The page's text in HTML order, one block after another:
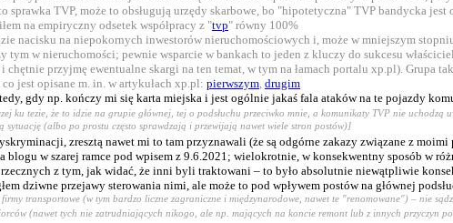
sprawka TVP, może to obsługują urzędy skarbowe, bo "hipotetyczna" TVP bandycka
na empiryczny odsetek współpracy z "tvp" równy 100%
nacisku na niepokornych inwestorów nieruchomościowych i, może w mniejszym
w nieruchomości; pewnie wsparcie w bankach to jeden z kluczy do sukcesu
przyjmę ewentualne skargi na ten temat, w tym na łamach portalu xp.pl). Grupa
jest opisane m. in. w artykułach xp.pl: pierwszym, drugim
gdy np. kończy mi się karta miejska i jest ogólnie jakaś fala ataków na te pojazdy
ku tezie, że to idzie na grupie głównej, tej o podsłuchu przeciwko mnie, a komunikaty TVP nie uchodzą
sytuację (albo po prostu często sprawdzają i przewijają nawet wiele stron postów)]
zresztą nawet mi to tam przyznawali (że są odgórne zakazy związane z moimi
w szarej ramce pod wpisem z 9.6.2021; wielokrotnie, w konsekwentny sposób w
z tym, jak widać, że inni byli traktowani – to było absolutnie niewątpliwie
dziwne przejawy sterowania nimi, ale może to pod wpływem postów na głównej
transportowe (w tym bardzo liczne zagraniczne i międzynarodowe, nawet te "renomowane") – nie
(nawet tych nie zatrudniających nikogo, ale np. mających na koncie remont lub z innych przyczyn